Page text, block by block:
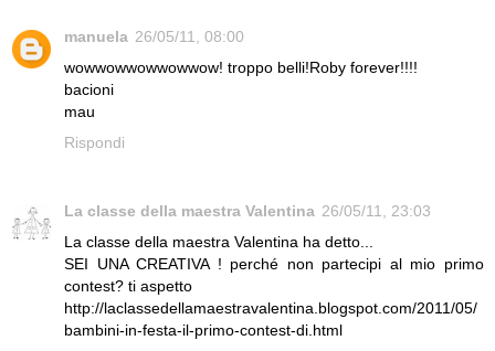
manuela 26/05/11, 08:00
wowwowwowwowwow! troppo belli!Roby forever!!!!
bacioni
mau
Rispondi
La classe della maestra Valentina 26/05/11, 23:03
La classe della maestra Valentina ha detto...
SEI UNA CREATIVA ! perché non partecipi al mio primo
contest? ti aspetto
http://laclassedellamaestravalentina.blogspot.com/2011/05/
bambini-in-festa-il-primo-contest-di.html